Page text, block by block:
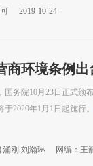
2019-10-24
商环境条例
务院10月23日正式颁
2020年1月1日起施行。
涌刚 刘瀚琳 网编：王